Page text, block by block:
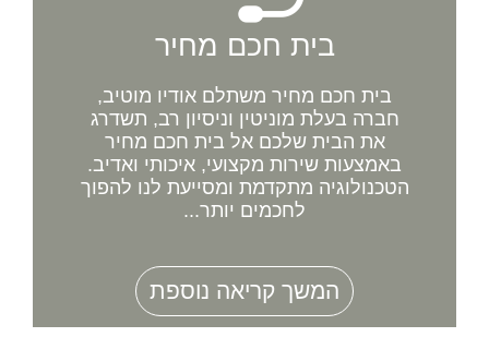
בית חכם מחיר
בית חכם מחיר משתלם אודיו מוטיב,
חברה בעלת מוניטין וניסיון רב, תשדרג
את הבית שלכם אל בית חכם מחיר
באמצעות שירות מקצועי, איכותי ואדיב.
הטכנולוגיה מתקדמת ומסייעת לנו להפוך
לחכמים יותר...
המשך קריאה נוספת